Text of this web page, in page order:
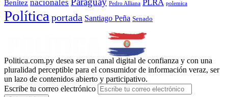
Benítez nacionales Pedro Alliana PLRA polemica
Política portada Santiago Peña Senado
Politica.com.py desea ser un canal digital de confianza y con una
pluralidad perceptible para el consumidor de información veraz, ser
un lazo de contenidos abierto y participativo.
Escribe tu correo electrónico